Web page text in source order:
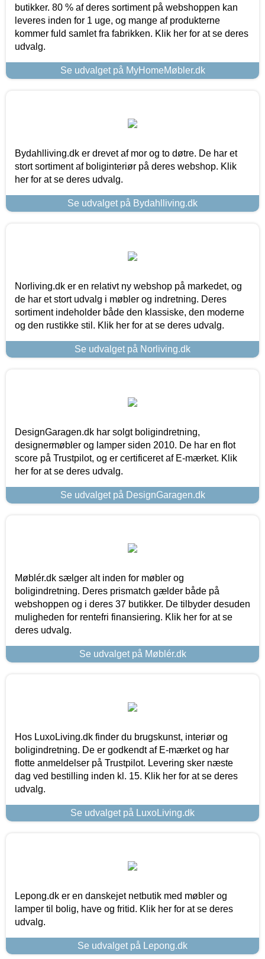
butikker. 80 % af deres sortiment på webshoppen kan
leveres inden for 1 uge, og mange af produkterne
kommer fuld samlet fra fabrikken. Klik her for at se deres
udvalg.
Se udvalget på MyHomeMøbler.dk
Bydahlliving.dk er drevet af mor og to døtre. De har et
stort sortiment af boliginteriør på deres webshop. Klik
her for at se deres udvalg.
Se udvalget på Bydahlliving.dk
Norliving.dk er en relativt ny webshop på markedet, og
de har et stort udvalg i møbler og indretning. Deres
sortiment indeholder både den klassiske, den moderne
og den rustikke stil. Klik her for at se deres udvalg.
Se udvalget på Norliving.dk
DesignGaragen.dk har solgt boligindretning,
designermøbler og lamper siden 2010. De har en flot
score på Trustpilot, og er certificeret af E-mærket. Klik
her for at se deres udvalg.
Se udvalget på DesignGaragen.dk
Møblér.dk sælger alt inden for møbler og
boligindretning. Deres prismatch gælder både på
webshoppen og i deres 37 butikker. De tilbyder desuden
muligheden for rentefri finansiering. Klik her for at se
deres udvalg.
Se udvalget på Møblér.dk
Hos LuxoLiving.dk finder du brugskunst, interiør og
boligindretning. De er godkendt af E-mærket og har
flotte anmeldelser på Trustpilot. Levering sker næste
dag ved bestilling inden kl. 15. Klik her for at se deres
udvalg.
Se udvalget på LuxoLiving.dk
Lepong.dk er en danskejet netbutik med møbler og
lamper til bolig, have og fritid. Klik her for at se deres
udvalg.
Se udvalget på Lepong.dk